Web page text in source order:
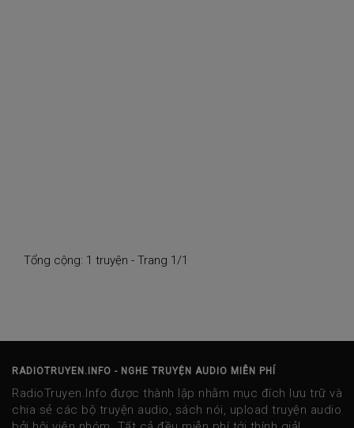
Tổng cộng: 1 truyện - Trang 1/1
RADIOTRUYEN.INFO - NGHE TRUYỆN AUDIO MIỄN PHÍ
RadioTruyen.Info được thành lập nhằm mục đích lưu trữ và
chia sẻ các bộ truyện audio, sách nói, upload truyện audio